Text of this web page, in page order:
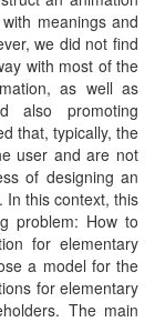
meanings and
we did not find
with most of the
as well as
also promoting
that, typically, the
user and are not
of designing an
In this context, this
problem: How to
for elementary
a model for the
for elementary
The main